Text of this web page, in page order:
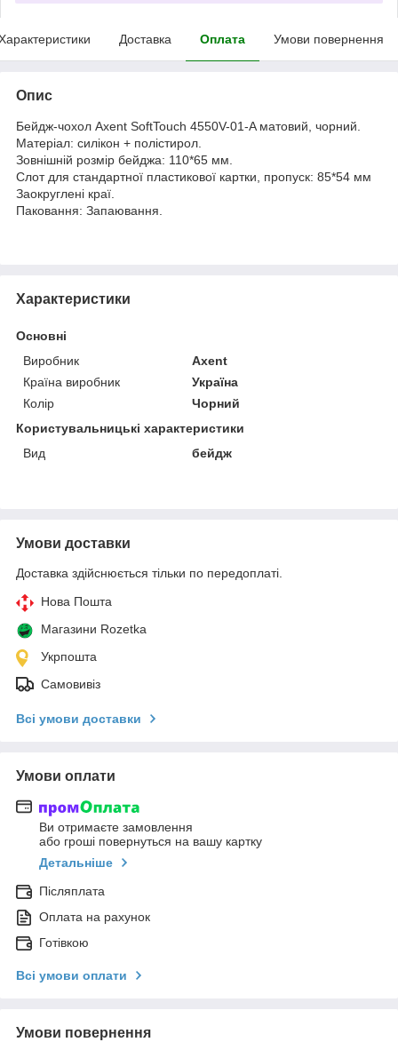
Доставка Оплата Умови повернення
Опис
Бейдж-чохол Axent SoftTouch 4550V-01-A матовий, чорний.
Матеріал: силікон + полістирол.
Зовнішній розмір бейджа: 110*65 мм.
Слот для стандартної пластикової картки, пропуск: 85*54 мм
Заокруглені краї.
Паковання: Запаювання.
Характеристики
Основні
Виробник
Axent
Країна виробник
Україна
Колір
Чорний
Користувальницькі характеристики
Вид
бейдж
Умови доставки
Доставка здійснюється тільки по передоплаті.
Нова Пошта
Магазини Rozetka
Укрпошта
Самовивіз
Всі умови доставки
Умови оплати
Ви отримаєте замовлення
або гроші повернуться на вашу картку
Детальніше
Післяплата
Оплата на рахунок
Готівкою
Всі умови оплати
Умови повернення